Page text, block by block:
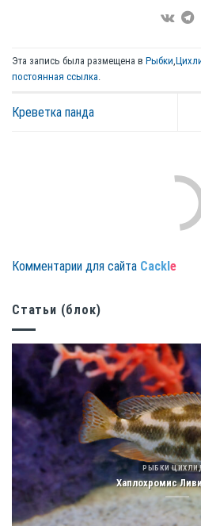
Эта запись была размещена в Рыбки,
постоянная ссылка.
Креветка панда
Комментарии для сайта Cackl e
Статьи (блок)
РЫБКИ
Хаплохромис